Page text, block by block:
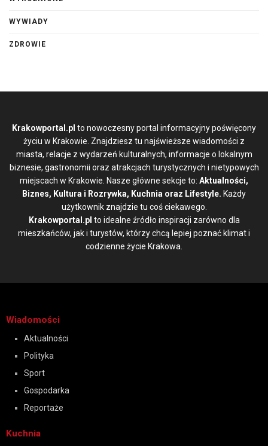
WYWIADY
ZDROWIE
Krakowportal.pl to nowoczesny portal informacyjny poświęcony
życiu w Krakowie. Znajdziesz tu najświeższe wiadomości z
miasta, relacje z wydarzeń kulturalnych, informacje o lokalnym
biznesie, gastronomii oraz atrakcjach turystycznych i nietypowych
miejscach w Krakowie. Nasze główne sekcje to: Aktualności,
Biznes, Kultura i Rozrywka, Kuchnia oraz Lifestyle. Każdy
użytkownik znajdzie tu coś ciekawego.
Krakowportal.pl to idealne źródło inspiracji zarówno dla
mieszkańców, jak i turystów, którzy chcą lepiej poznać klimat i
codzienne życie Krakowa.
Wiadomości
Aktualności
Polityka
Sport
Gospodarka
Reportaże
Kuchnia